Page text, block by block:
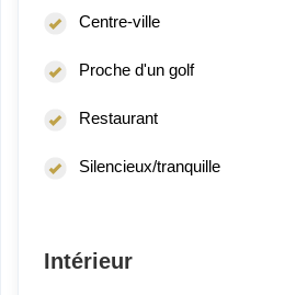
Centre-ville
Proche d'un golf
Restaurant
Silencieux/tranquille
Intérieur